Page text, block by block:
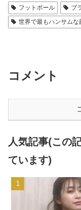
フットボール
ブ
世界で最もハンサムな
コメント
人気記事(この
ています)